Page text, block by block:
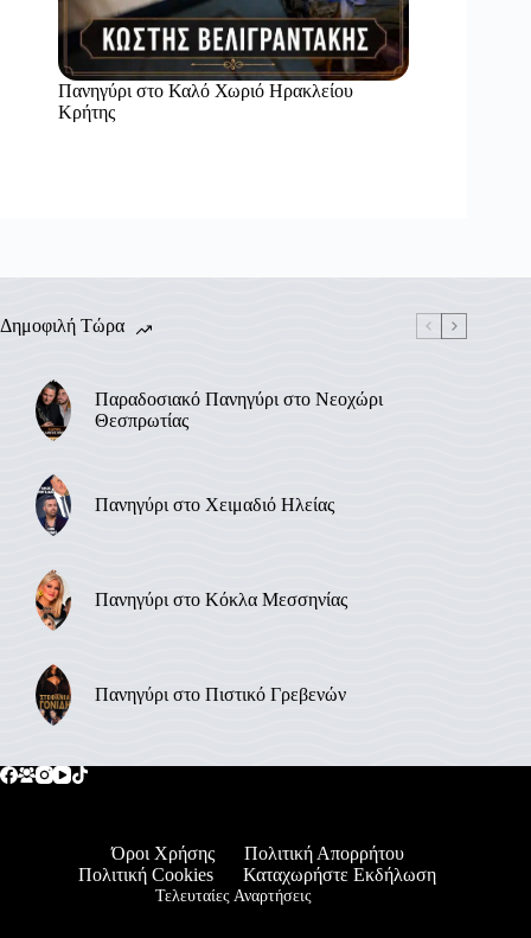
Πανηγύρι στο Καλό Χωριό Ηρακλείου
Κρήτης
Δημοφιλή Τώρα
Παραδοσιακό Πανηγύρι στο Νεοχώρι
Θεσπρωτίας
Πανηγύρι στο Χειμαδιό Ηλείας
Πανηγύρι στο Κόκλα Μεσσηνίας
Πανηγύρι στο Πιστικό Γρεβενών
Όροι Χρήσης
Πολιτική Απορρήτου
Πολιτική Cookies
Καταχωρήστε Εκδήλωση
Τελευταίες Αναρτήσεις